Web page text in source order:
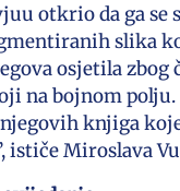
otkrio da ga se
slika
osjetila zbog
na bojnom polju.
knjiga
ističe Miroslava